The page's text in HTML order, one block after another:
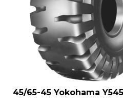
45/65-45 Yokohama Y545